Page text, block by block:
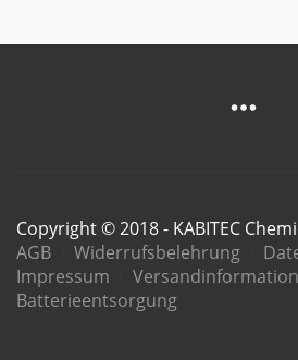
Copyright © 2018 - KABITEC
AGB
Widerrufsbelehrung
Impressum
Batterieentsorgung